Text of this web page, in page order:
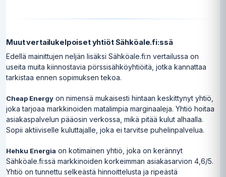
Muut vertailukelpoiset yhtiöt Sähköale.fi:ssä
Edellä mainittujen neljän lisäksi Sähköale.fi:n vertailussa on
useita muita kiinnostavia pörssisähköyhtiöitä, jotka kannattaa
tarkistaa ennen sopimuksen tekoa.
Cheap Energy on nimensä mukaisesti hintaan keskittynyt yhtiö,
joka tarjoaa markkinoiden matalimpia marginaaleja. Yhtiö hoitaa
asiakaspalvelun pääosin verkossa, mikä pitää kulut alhaalla.
Sopii aktiiviselle kuluttajalle, joka ei tarvitse puhelinpalvelua.
Hehku Energia on kotimainen yhtiö, joka on kerännyt
Sähköale.fi:ssä markkinoiden korkeimman asiakasarvion 4,6/5.
Yhtiö on tunnettu selkeästä hinnoittelusta ja ripeästä